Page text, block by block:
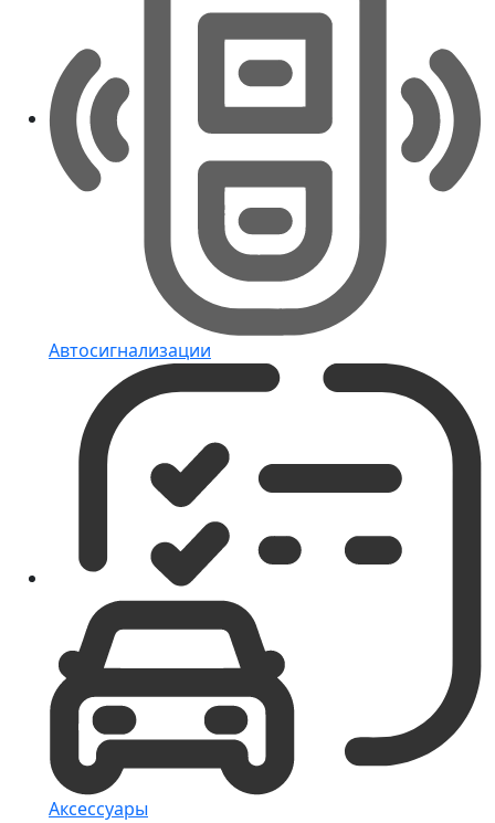
Автосигнализации
Аксессуары